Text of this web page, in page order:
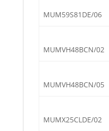
MUM59S81DE/06
MUMVH48BCN/02
MUMVH48BCN/05
MUMX25CLDE/02